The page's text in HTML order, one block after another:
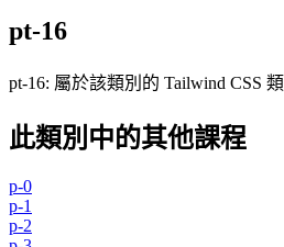
pt-16
pt-16: 屬於該類別的 Tailwind CSS 類
此類別中的其他課程
p-0
p-1
p-2